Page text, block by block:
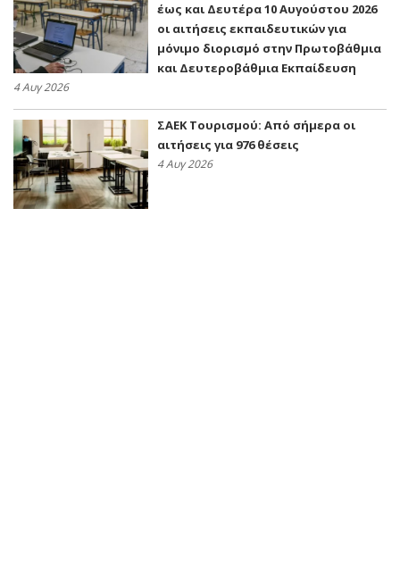
έως και Δευτέρα 10 Αυγούστου 2026
οι αιτήσεις εκπαιδευτικών για
μόνιμο διορισμό στην Πρωτοβάθμια
και Δευτεροβάθμια Εκπαίδευση
4 Αυγ 2026
ΣΑΕΚ Τουρισμού: Από σήμερα οι
αιτήσεις για 976 θέσεις
4 Αυγ 2026